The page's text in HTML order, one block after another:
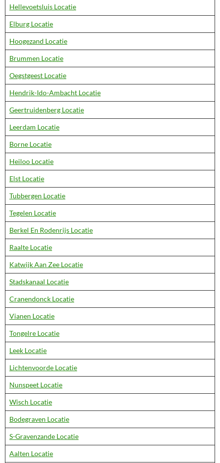
Hellevoetsluis Locatie
Elburg Locatie
Hoogezand Locatie
Brummen Locatie
Oegstgeest Locatie
Hendrik-Ido-Ambacht Locatie
Geertruidenberg Locatie
Leerdam Locatie
Borne Locatie
Heiloo Locatie
Elst Locatie
Tubbergen Locatie
Tegelen Locatie
Berkel En Rodenrijs Locatie
Raalte Locatie
Katwijk Aan Zee Locatie
Stadskanaal Locatie
Cranendonck Locatie
Vianen Locatie
Tongelre Locatie
Leek Locatie
Lichtenvoorde Locatie
Nunspeet Locatie
Wisch Locatie
Bodegraven Locatie
S-Gravenzande Locatie
Aalten Locatie